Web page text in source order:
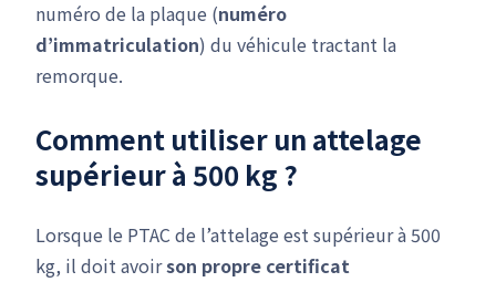
numéro de la plaque (numéro
d’immatriculation) du véhicule tractant la
remorque.
Comment utiliser un attelage
supérieur à 500 kg ?
Lorsque le PTAC de l’attelage est supérieur à 500
kg, il doit avoirson propre certificat